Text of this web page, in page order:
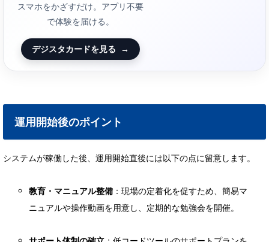
スマホをかざすだけ。アプリ不要
で体験を届ける。
デジスタカードを見る →
運用開始後のポイント
システムが稼働した後、運用開始直後には以下の点に留意します。
教育・マニュアル整備 ：現場の定着化を促すため、簡易マ
ニュアルや操作動画を用意し、定期的な勉強会を開催。